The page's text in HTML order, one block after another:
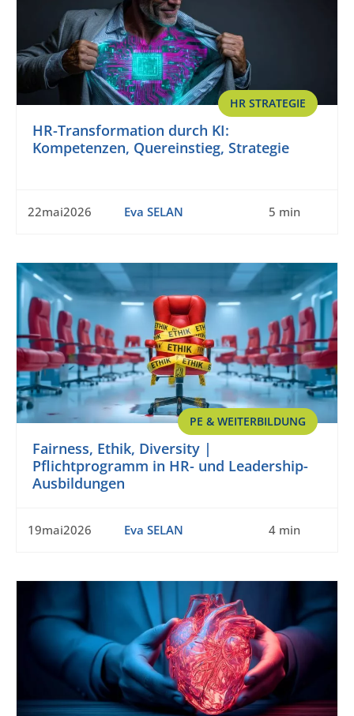
HR STRATEGIE
HR-Transformation durch KI:
Kompetenzen, Quereinstieg, Strategie
22mai2026 Eva SELAN 5 min
PE & WEITERBILDUNG
Fairness, Ethik, Diversity |
Pflichtprogramm in HR- und Leadership-
Ausbildungen
19mai2026 Eva SELAN 4 min